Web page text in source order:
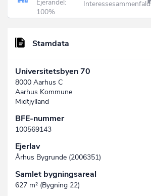
Ejerandel:
100%
Interessesammenfald
Stamdata
Universitetsbyen 70
8000 Aarhus C
Aarhus Kommune
Midtjylland
BFE-nummer
100569143
Ejerlav
Århus Bygrunde (2006351)
Samlet bygningsareal
627 m² (Bygning 22)